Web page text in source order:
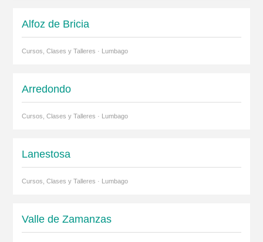
Alfoz de Bricia
Cursos, Clases y Talleres · Lumbago
Arredondo
Cursos, Clases y Talleres · Lumbago
Lanestosa
Cursos, Clases y Talleres · Lumbago
Valle de Zamanzas